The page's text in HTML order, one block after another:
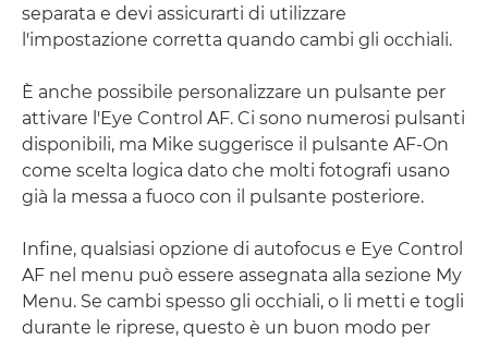
separata e devi assicurarti di utilizzare
l'impostazione corretta quando cambi gli occhiali.
È anche possibile personalizzare un pulsante per
attivare l'Eye Control AF. Ci sono numerosi pulsanti
disponibili, ma Mike suggerisce il pulsante AF-On
come scelta logica dato che molti fotografi usano
già la messa a fuoco con il pulsante posteriore.
Infine, qualsiasi opzione di autofocus e Eye Control
AF nel menu può essere assegnata alla sezione My
Menu. Se cambi spesso gli occhiali, o li metti e togli
durante le riprese, questo è un buon modo per